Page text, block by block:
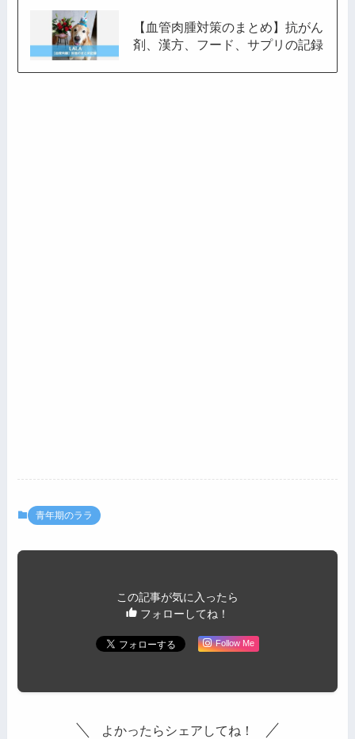
【血管肉腫対策のまとめ】抗がん
剤、漢方、フード、サプリの記録
青年期のララ
この記事が気に入ったら
フォローしてね！
Follow Me
よかったらシェアしてね！